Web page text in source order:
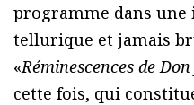
programme dans
tellurique et jamais
«Réminescences de
cette fois, qui